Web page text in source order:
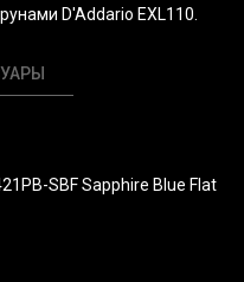
D'Addario EXL110.
SBF Sapphire Blue Flat